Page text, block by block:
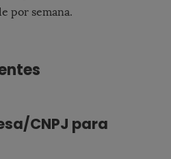
por semana.
CNPJ para